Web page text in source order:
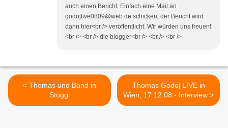
auch einen Bericht. Einfach eine Mail an
godojlive0809@web.de schicken, der Bericht wird
dann hier<br /> veröffentlicht. Wir würden uns freuen!
<br /> <br /> die blogger<br /> <br /> <br />
< Thomas und Band in
Stuggi
Thomas Godoj LIVE in
Wien, 17.12.08 - Interview >